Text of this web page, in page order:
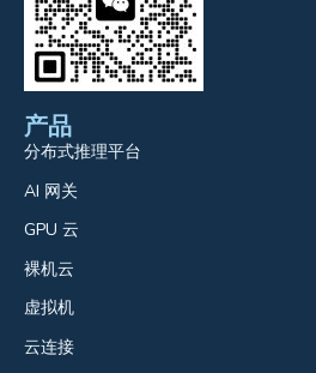
产品
分布式推理平台
AI 网关
GPU 云
裸机云
虚拟机
云连接